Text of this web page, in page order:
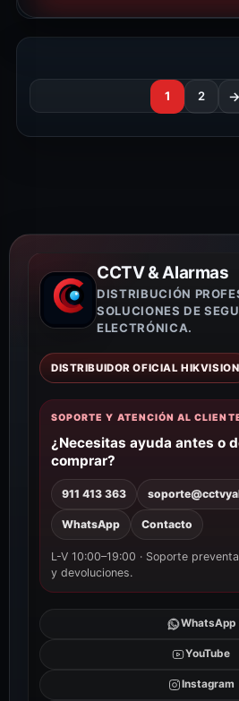
1 2 →
CCTV & Alarmas
DISTRIBUCIÓN
SOLUCIONES DE
ELECTRÓNICA.
DISTRIBUIDOR OFICIAL HIKVISION
SOPORTE Y ATENCIÓN AL
¿Necesitas ayuda antes o
comprar?
911 413 363
WhatsApp Contacto
L-V 10:00–19:00 · Soporte
y devoluciones.
WhatsApp
YouTube
Instagram